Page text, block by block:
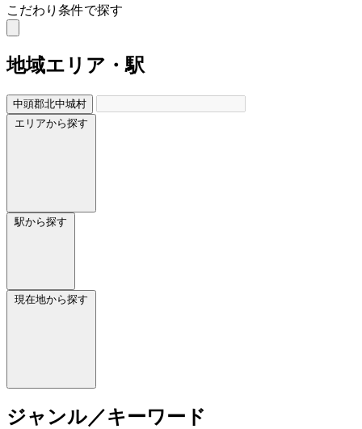
こだわり条件で探す
地域エリア・駅
中頭郡北中城村
エリアから探す
駅から探す
現在地から探す
ジャンル／キーワード